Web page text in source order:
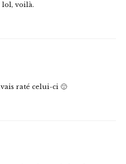
lol, voilà.
raté celui-ci 🙂